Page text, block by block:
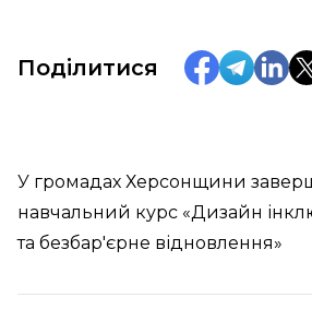
Поділитися
У громадах Херсонщини
навчальний курс «Дизайн
та безбар'єрне відновлення»